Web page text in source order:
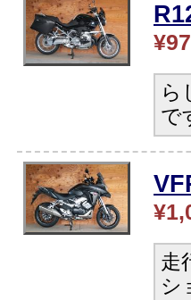
ら
で
走
シ